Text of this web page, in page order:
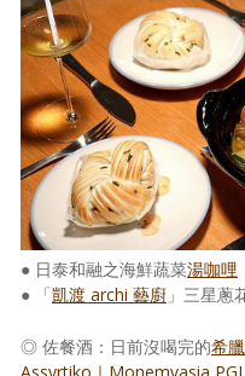
享樂隨手拍
照相簿
影音區
創意出版服務
歷史區
關於Yilan
個人著作
活動實況記錄
● 日泰和融之海鮮蔬菜湯咖哩
● 「凱渡 archi 藝廚 」三星蔥
◎ 佐餐酒：日前沒喝完的希